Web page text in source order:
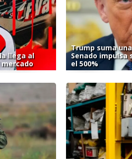
llega al
Trump suma
Senado impulsa
el 500%